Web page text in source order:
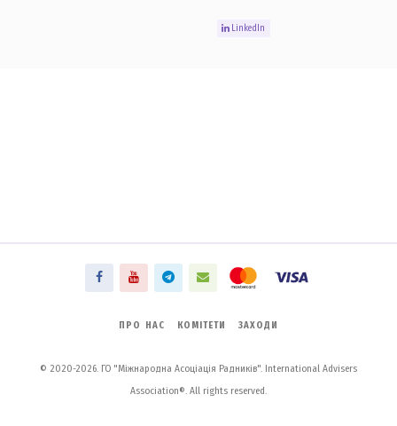
LinkedIn
ПРО НАС КОМІТЕТИ ЗАХОДИ
© 2020-2026. ГО "Міжнародна Асоціація Радників". International Advisers
Association®. All rights reserved.